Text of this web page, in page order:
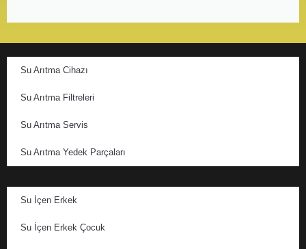
Su Arıtma Cihazı
Su Arıtma Filtreleri
Su Arıtma Servis
Su Arıtma Yedek Parçaları
Su İçen Erkek
Su İçen Erkek Çocuk